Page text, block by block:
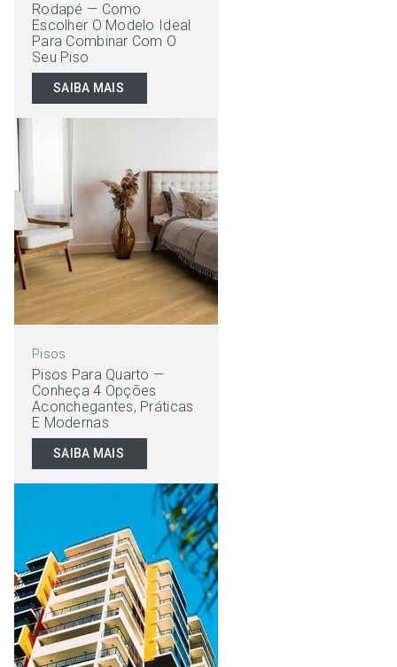
Rodapé — Como
Escolher O Modelo Ideal
Para Combinar Com O
Seu Piso
SAIBA MAIS
Pisos
Pisos Para Quarto —
Conheça 4 Opções
Aconchegantes, Práticas
E Modernas
SAIBA MAIS